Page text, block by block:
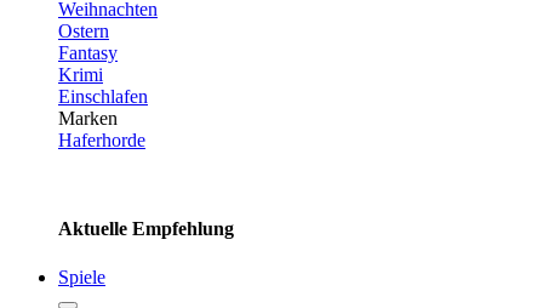
Weihnachten
Ostern
Fantasy
Krimi
Einschlafen
Marken
Haferhorde
Aktuelle Empfehlung
Spiele